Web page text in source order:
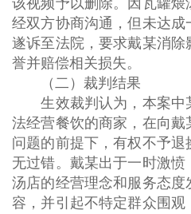
该视频予以删除。因瓦罐
经双方协商沟通，但未达
遂诉至法院，要求戴某消除
誉并赔偿相关损失。
（二）裁判结果
生效裁判认为，本案中
法经营餐饮的商家，在向
问题的前提下，有权不予
无过错。戴某出于一时激
汤店的经营理念和服务态
容，并引起不特定群众围